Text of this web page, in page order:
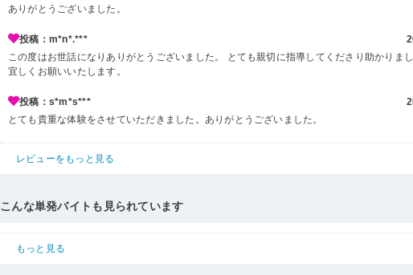
ありがとうございました。
投稿：m*n*.***
この度はお世話になりありがとうございました。 とても親切に指導してくださり助かりま
宜しくお願いいたします。
投稿：s*m*s***
とても貴重な体験をさせていただきました。ありがとうございました。
レビューをもっと見る
こんな単発バイトも見られています
もっと見る